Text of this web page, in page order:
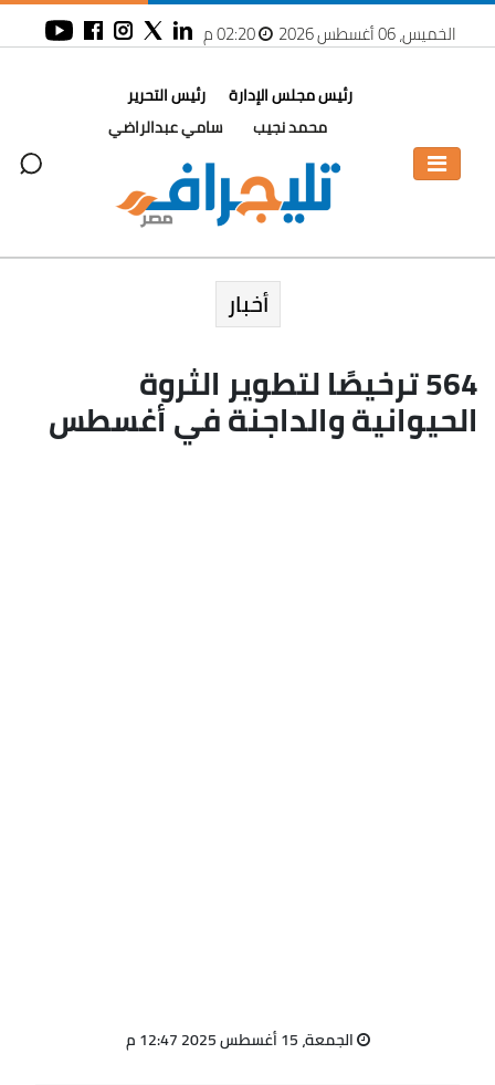
الخميس، 06 أغسطس 2026 02:20 م
رئيس مجلس الإدارة
محمد نجيب
رئيس التحرير
سامي عبدالراضي
أخبار
564 ترخيصًا لتطوير الثروة
الحيوانية والداجنة في أغسطس
الجمعة، 15 أغسطس 2025 12:47 م